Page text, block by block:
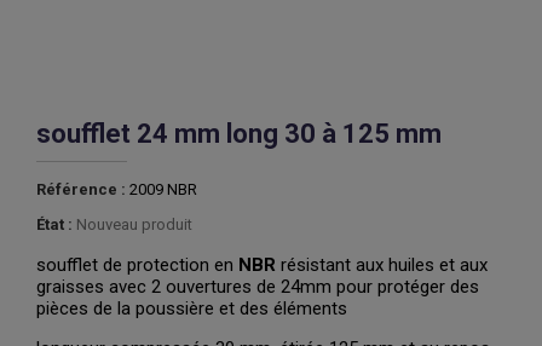
soufflet 24 mm long 30 à 125 mm
Référence : 2009 NBR
État : Nouveau produit
soufflet de protection en NBR résistant aux huiles et aux
graisses avec 2 ouvertures de 24mm pour protéger des
pièces de la poussière et des éléments